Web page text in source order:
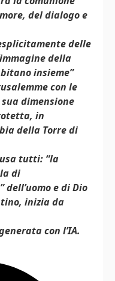
del dialogo e
delle
della
insieme”
con le
dimensione
in
della Torre di
tutti: “la
di
dell’uomo e di Dio
inizia da
con l’IA.